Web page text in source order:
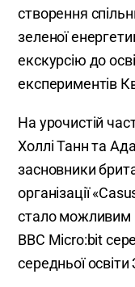
створення
зеленої
екскурсію до
експериментів
На урочистій
Холлі Танн та
засновники
організації
стало можливим
BBC Micro:bit
середньої освіти